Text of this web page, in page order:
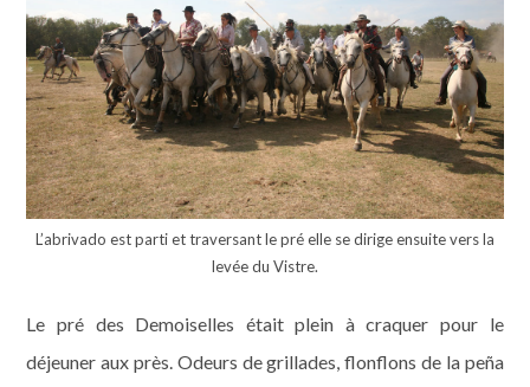
L’abrivado est parti et traversant le pré elle se dirige ensuite vers la
levée du Vistre.
Le pré des Demoiselles était plein à craquer pour le
déjeuner aux près. Odeurs de grillades, flonflons de la peña